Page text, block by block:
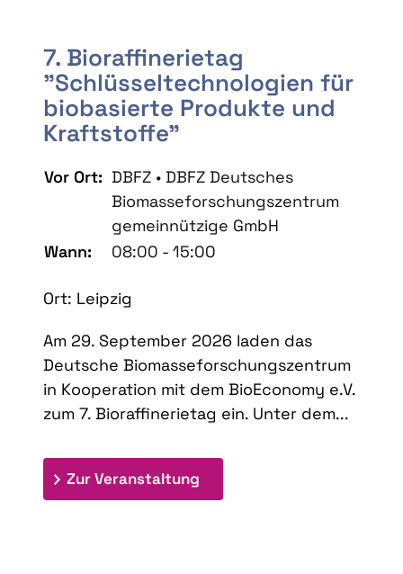
7. Bioraffinerietag
"Schlüsseltechnologien für
biobasierte Produkte und
Kraftstoffe"
Vor Ort: DBFZ • DBFZ Deutsches
Biomasseforschungszentrum
gemeinnützige GmbH
Wann:
08:00 - 15:00
Ort: Leipzig
Am 29. September 2026 laden das
Deutsche Biomasseforschungszentrum
in Kooperation mit dem BioEconomy e.V.
zum 7. Bioraffinerietag ein. Unter dem...
Zur Veranstaltung